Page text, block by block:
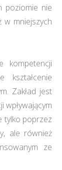
poziomie nie
w mniejszych
kompetencji
kształcenie
Zakład jest
wpływającym
tylko poprzez
ale również
ze